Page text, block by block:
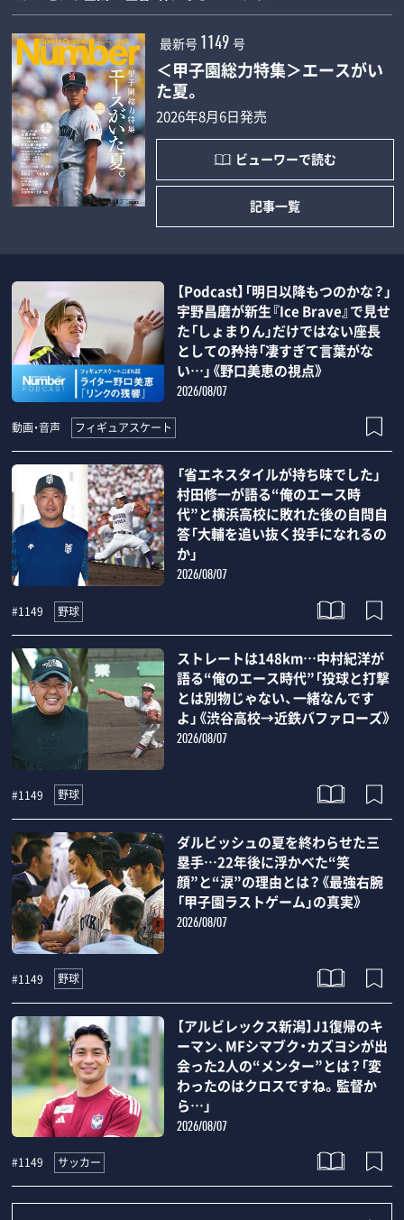
最新号 1149 号
＜甲子園総力特集＞エースがい
た夏。
2026年8月6日発売
ビューワーで読む
記事一覧
【Podcast】「明日以降もつのかな？」
宇野昌磨が新生『Ice Brave』で見せ
た「しょまりん」だけではない座長
としての矜持「凄すぎて言葉がな
い…」《野口美恵の視点》
2026/08/07
動画・音声 フィギュアスケート
「省エネスタイルが持ち味でした」
村田修一が語る“俺のエース時
代”と横浜高校に敗れた後の自問自
答「大輔を追い抜く投手になれるの
か」
2026/08/07
#1149 野球
ストレートは148km…中村紀洋が
語る“俺のエース時代”「投球と打撃
とは別物じゃない、一緒なんです
よ」《渋谷高校→近鉄バファローズ》
2026/08/07
#1149 野球
ダルビッシュの夏を終わらせた三
塁手…22年後に浮かべた“笑
顔”と“涙”の理由とは？《最強右腕
「甲子園ラストゲーム」の真実》
2026/08/07
#1149 野球
【アルビレックス新潟】J1復帰のキ
ーマン、MFシマブク・カズヨシが出
会った2人の“メンター”とは？「変
わったのはクロスですね。監督か
ら…」
2026/08/07
#1149 サッカー